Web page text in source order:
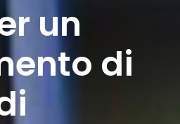
un
di